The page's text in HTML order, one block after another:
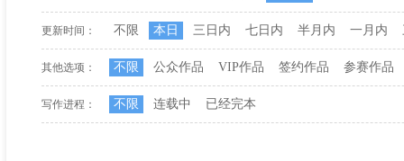
更新时间： 不限 本日 三日内 七日内 半月内 一月内
其他选项： 不限 公众作品 VIP作品 签约作品 参赛作品
写作进程： 不限 连载中 已经完本